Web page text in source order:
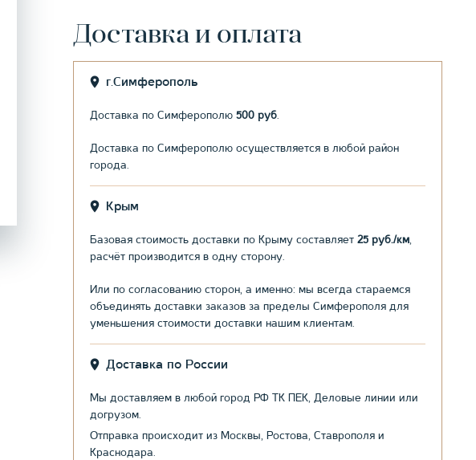
Доставка и оплата
г.Симферополь
Доставка по Симферополю 500 руб
Доставка по Симферополю осуществляется в любой район
города.
Крым
Базовая стоимость доставки по Крыму составляет 25 руб./км
расчёт производится в одну сторону.
Или по согласованию сторон, а именно: мы всегда стараемся
объединять доставки заказов за пределы Симферополя для
уменьшения стоимости доставки нашим клиентам.
Доставка по России
Мы доставляем в любой город РФ ТК ПЕК, Деловые линии или
догрузом.
Отправка происходит из Москвы, Ростова, Ставрополя и
Краснодара.